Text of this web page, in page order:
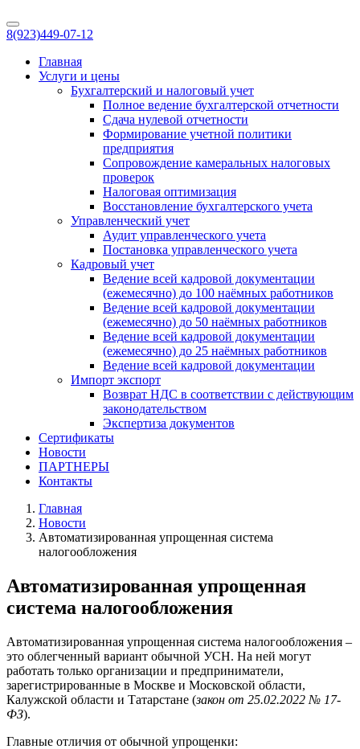
8(923)449-07-12
Главная
Услуги и цены
Бухгалтерский и налоговый учет
Полное ведение бухгалтерской отчетности
Сдача нулевой отчетности
Формирование учетной политики
предприятия
Сопровождение камеральных налоговых
проверок
Налоговая оптимизация
Восстановление бухгалтерского учета
Управленческий учет
Аудит управленческого учета
Постановка управленческого учета
Кадровый учет
Ведение всей кадровой документации
(ежемесячно) до 100 наёмных работников
Ведение всей кадровой документации
(ежемесячно) до 50 наёмных работников
Ведение всей кадровой документации
(ежемесячно) до 25 наёмных работников
Ведение всей кадровой документации
Импорт экспорт
Возврат НДС в соответствии с действующим
законодательством
Экспертиза документов
Сертификаты
Новости
ПАРТНЕРЫ
Контакты
Главная
Новости
Автоматизированная упрощенная система
налогообложения
Автоматизированная упрощенная
система налогообложения
Автоматизированная упрощенная система налогообложения –
это облегченный вариант обычной УСН. На ней могут
работать только организации и предприниматели,
зарегистрированные в Москве и Московской области,
Калужской области и Татарстане (закон от 25.02.2022 № 17-
ФЗ).
Главные отличия от обычной упрощенки: